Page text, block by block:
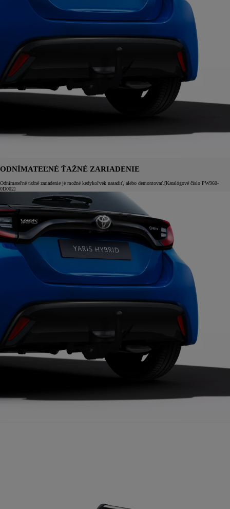
ODNÍMATEĽNÉ ŤAŽNÉ ZARIADENIE
Odnímateľné ťažné zariadenie je možné kedykoľvek nasadiť, alebo demontovať.[Katalógové číslo PW960-
0D002]